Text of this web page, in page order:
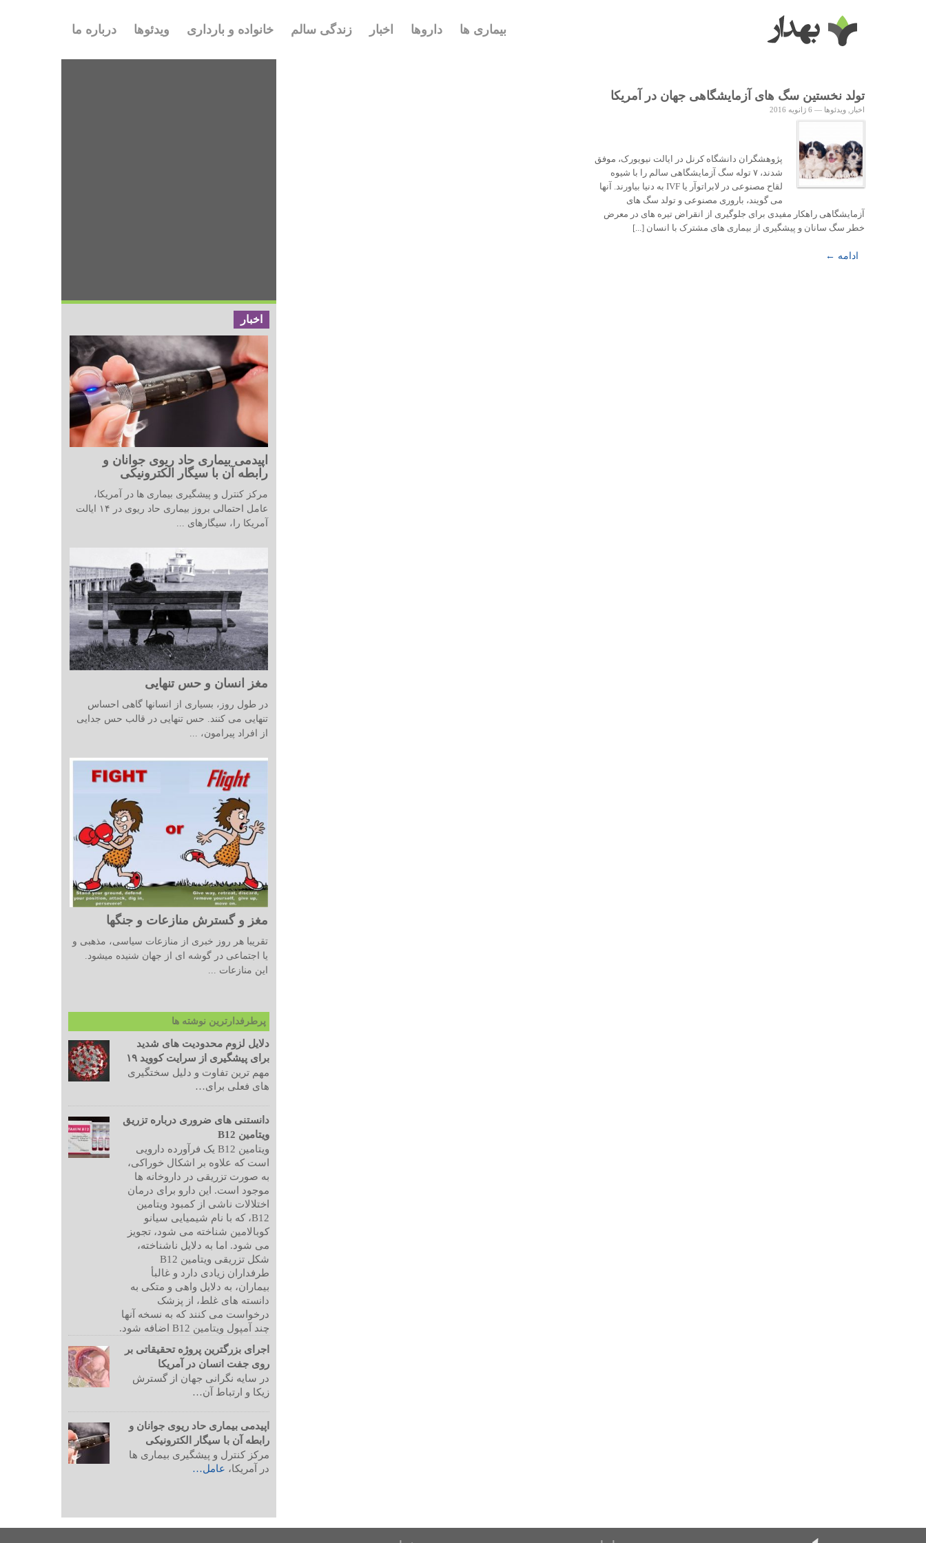
بیماری ها داروها اخبار زندگی سالم خانواده و بارداری ویدئوها درباره ما
تولد نخستین سگ های آزمایشگاهی جهان در آمریکا
اخبار ویدئوها — 6 ژانویه 2016
پژوهشگران دانشگاه کرنل در ایالت نیویورک، موفق
شدند، ۷ توله سگ آزمایشگاهی سالم را با شیوه
لقاح مصنوعی در لابراتوآر یا IVF به دنیا بیاورند. آنها
می گویند، باروری مصنوعی و تولد سگ های
آزمایشگاهی راهکار مفیدی برای جلوگیری از انقراض تیره های در معرض
خطر سگ سانان و پیشگیری از بیماری های مشترک با انسان [...]
ادامه ←
اخبار
اپیدمی بیماری حاد ریوی جوانان و
رابطه آن با سیگار الکترونیکی
مرکز کنترل و پیشگیری بیماری ها در آمریکا،
عامل احتمالی بروز بیماری حاد ریوی در ۱۴ ایالت
آمریکا را، سیگارهای ...
مغز انسان و حس تنهایی
در طول روز، بسیاری از انسانها گاهی احساس
تنهایی می کنند. حس تنهایی در قالب حس جدایی
از افراد پیرامون، ...
مغز و گسترش منازعات و جنگها
تقریبا هر روز خبری از منازعات سیاسی، مذهبی و
یا اجتماعی در گوشه ای از جهان شنیده میشود.
این منازعات ...
پرطرفدارترین نوشته ها
دلایل لزوم محدودیت های شدید
برای پیشگیری از سرایت کووید ۱۹
مهم ترین تفاوت و دلیل سختگیری
های فعلی برای…
دانستنی های ضروری درباره تزریق
ویتامین B12
ویتامین B12 یک فرآورده دارویی
است که علاوه بر اشکال خوراکی،
به صورت تزریقی در داروخانه ها
موجود است. این دارو برای درمان
اختلالات ناشی از کمبود ویتامین
B12، که با نام شیمیایی سیانو
کوبالامین شناخته می شود، تجویز
می شود. اما به دلایل ناشناخته،
شکل تزریقی ویتامین B12
طرفداران زیادی دارد و غالبأ
بیماران، به دلایل واهی و متکی به
دانسته های غلط، از پزشک
درخواست می کنند که به نسخه آنها
چند آمپول ویتامین B12 اضافه شود.
اجرای بزرگترین پروژه تحقیقاتی بر
روی جفت انسان در آمریکا
در سایه نگرانی جهان از گسترش
زیکا و ارتباط آن…
اپیدمی بیماری حاد ریوی جوانان و
رابطه آن با سیگار الکترونیکی
مرکز کنترل و پیشگیری بیماری ها
در آمریکا، عامل…